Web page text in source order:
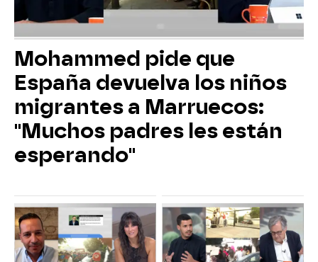
Mohammed pide que
España devuelva los niños
migrantes a Marruecos:
"Muchos padres les están
esperando"